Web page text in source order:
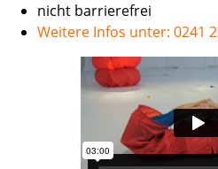
nicht barrierefrei
Weitere Infos unter: 0241